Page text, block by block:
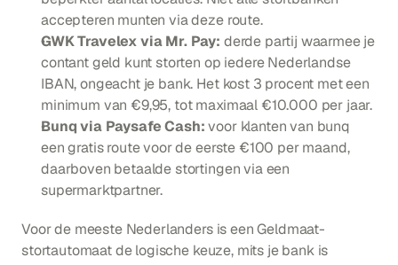
accepteren munten via deze route.
GWK Travelex via Mr. Pay: derde partij waarmee je
contant geld kunt storten op iedere Nederlandse
IBAN, ongeacht je bank. Het kost 3 procent met een
minimum van €9,95, tot maximaal €10.000 per jaar.
Bunq via Paysafe Cash: voor klanten van bunq
een gratis route voor de eerste €100 per maand,
daarboven betaalde stortingen via een
supermarktpartner.
Voor de meeste Nederlanders is een Geldmaat-
stortautomaat de logische keuze, mits je bank is